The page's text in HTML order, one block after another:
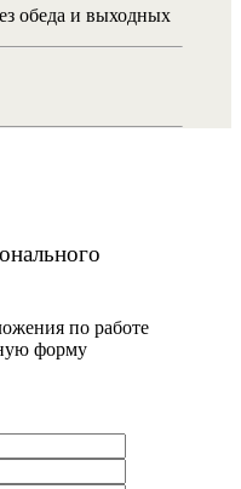
обеда и выходных
по работе
форму